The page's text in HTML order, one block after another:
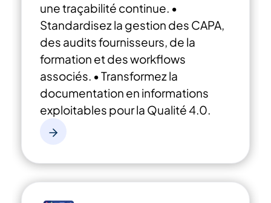
une traçabilité continue. •
Standardisez la gestion des CAPA,
des audits fournisseurs, de la
formation et des workflows
associés. • Transformez la
documentation en informations
exploitables pour la Qualité 4.0.